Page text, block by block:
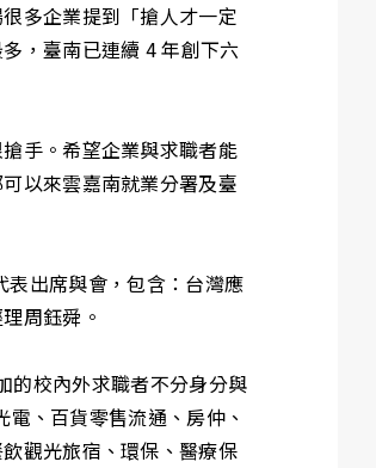
多企業提到「搶人才一定
，臺南已連續 4 年創下六
手。希望企業與求職者能
以來雲嘉南就業分署及臺
出席與會，包含：台灣應
周鈺舜。
的校內外求職者不分身分與
、百貨零售流通、房仲、
觀光旅宿、環保、醫療保